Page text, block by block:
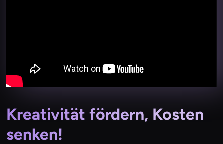
Kreativität fördern, Kosten
senken!